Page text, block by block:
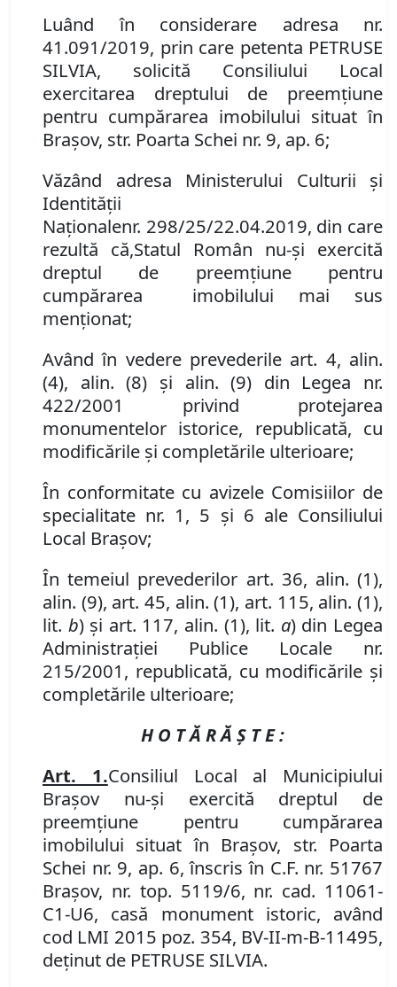
Luând în considerare adresa nr.
41.091/2019, prin care petenta PETRUSE
SILVIA, solicită Consiliului Local
exercitarea dreptului de preemţiune
pentru cumpărarea imobilului situat în
Braşov, str. Poarta Schei nr. 9, ap. 6;
Văzând adresa Ministerului Culturii și
Identității
Naționalenr. 298/25/22.04.2019, din care
rezultă că,Statul Român nu-şi exercită
dreptul de preemţiune pentru
cumpărarea
imobilului mai sus
menţionat;
Având în vedere prevederile art. 4, alin.
(4), alin. (8) şi alin. (9) din Legea nr.
422/2001 privind protejarea
monumentelor istorice, republicată, cu
modificările şi completările ulterioare;
În conformitate cu avizele Comisiilor de
specialitate nr. 1, 5 și 6 ale Consiliului
Local Brașov;
În temeiul prevederilor art. 36, alin. (1),
alin. (9), art. 45, alin. (1), art. 115, alin. (1),
lit. b) şi art. 117, alin. (1), lit. a) din Legea
Administraţiei Publice Locale nr.
215/2001, republicată, cu modificările și
completările ulterioare;
H O T Ă R Ă Ş T E :
Art. 1.Consiliul Local al Municipiului
Braşov nu-şi exercită dreptul de
preemţiune pentru cumpărarea
imobilului situat în Braşov, str. Poarta
Schei nr. 9, ap. 6, înscris în C.F. nr. 51767
Braşov, nr. top. 5119/6, nr. cad. 11061-
C1-U6, casă monument istoric, având
cod LMI 2015 poz. 354, BV-II-m-B-11495,
deţinut de PETRUSE SILVIA.